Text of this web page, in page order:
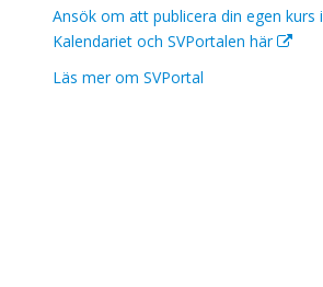
Ansök om att publicera din egen kurs i
Kalendariet och SVPortalen här
Läs mer om SVPortal